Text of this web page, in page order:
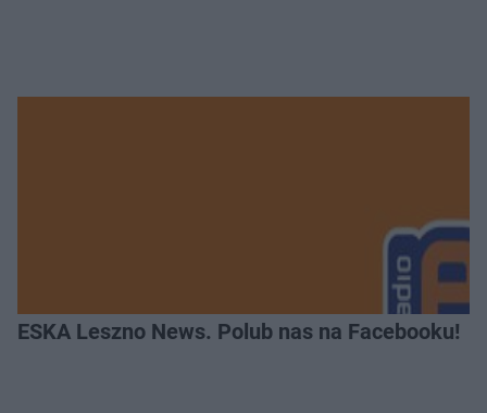
ESKA Leszno News. Polub nas na Facebooku!